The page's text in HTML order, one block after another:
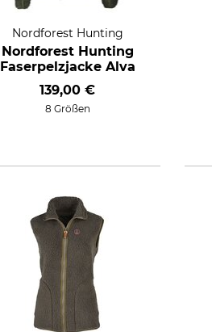
Nordforest Hunting
Nordforest Hunting
Faserpelzjacke Alva
139,00 €
8 Größen